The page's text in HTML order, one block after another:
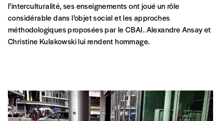
l’interculturalité, ses enseignements ont joué un rôle
considérable dans l’objet social et les approches
méthodologiques proposées par le CBAI. Alexandre Ansay et
Christine Kulakowski lui rendent hommage.